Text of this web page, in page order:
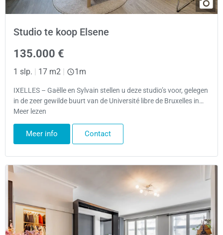
Studio te koop Elsene
135.000 €
1 slp. | 17 m2 | 1m
IXELLES – Gaëlle en Sylvain stellen u deze studio’s voor, gelegen
in de zeer gewilde buurt van de Université libre de Bruxelles in…
Meer lezen
Meer info Contact